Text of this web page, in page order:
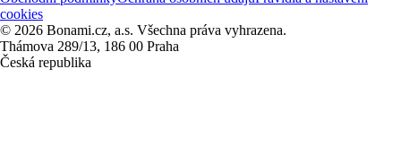
cookies
© 2026 Bonami.cz, a.s. Všechna práva vyhrazena.
Thámova 289/13, 186 00 Praha
Česká republika